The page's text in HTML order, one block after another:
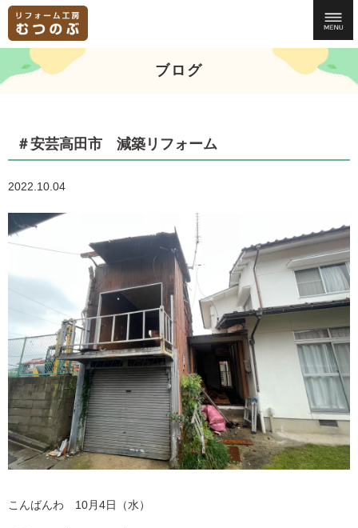
ブログ
＃安芸高田市 減築リフォーム
2022.10.04
こんばんわ 10月4日（水）